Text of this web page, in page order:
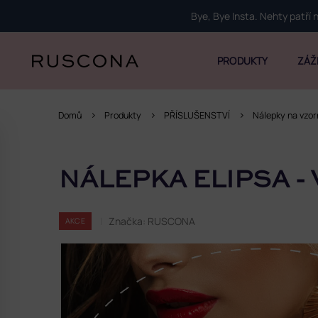
obsah
Bye, Bye Insta. Nehty patří
PRODUKTY
Domů Produkty PŘÍSLUŠENSTVÍ Nálepky na
o
s
r
a
n
NÁLEPKA ELIPSA -
AKCE Značka: RUSCONA